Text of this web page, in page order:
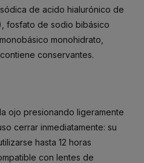
de acido hialurónico de
fosfato de sodio bibásico
monohidrato,
conservantes.
ojo presionando ligeramente
cerrar inmediatamente: su
hasta 12 horas
con lentes de